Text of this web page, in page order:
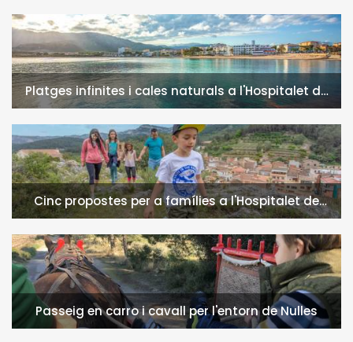
Platges infinites i cales naturals a l'Hospitalet de
l'Infant i la Vall de Llors
Cinc propostes per a famílies a l'Hospitalet de
l'Infant i la Vall de Llors
Passeig en carro i cavall per l'entorn de Nulles